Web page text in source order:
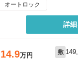
オートロック
詳
14.9万円
敷